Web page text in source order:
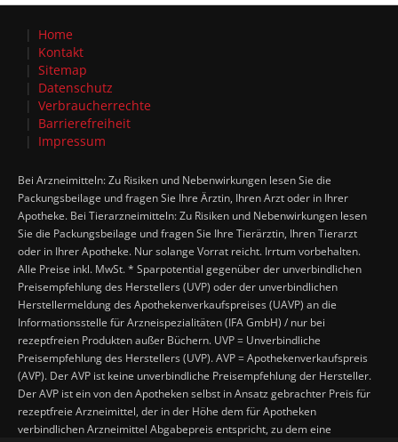
Home
Kontakt
Sitemap
Datenschutz
Verbraucherrechte
Barrierefreiheit
Impressum
Bei Arzneimitteln: Zu Risiken und Nebenwirkungen lesen Sie die
Packungsbeilage und fragen Sie Ihre Ärztin, Ihren Arzt oder in Ihrer
Apotheke. Bei Tierarzneimitteln: Zu Risiken und Nebenwirkungen lesen
Sie die Packungsbeilage und fragen Sie Ihre Tierärztin, Ihren Tierarzt
oder in Ihrer Apotheke. Nur solange Vorrat reicht. Irrtum vorbehalten.
Alle Preise inkl. MwSt. * Sparpotential gegenüber der unverbindlichen
Preisempfehlung des Herstellers (UVP) oder der unverbindlichen
Herstellermeldung des Apothekenverkaufspreises (UAVP) an die
Informationsstelle für Arzneispezialitäten (IFA GmbH) / nur bei
rezeptfreien Produkten außer Büchern. UVP = Unverbindliche
Preisempfehlung des Herstellers (UVP). AVP = Apothekenverkaufspreis
(AVP). Der AVP ist keine unverbindliche Preisempfehlung der Hersteller.
Der AVP ist ein von den Apotheken selbst in Ansatz gebrachter Preis für
rezeptfreie Arzneimittel, der in der Höhe dem für Apotheken
verbindlichen Arzneimittel Abgabepreis entspricht, zu dem eine